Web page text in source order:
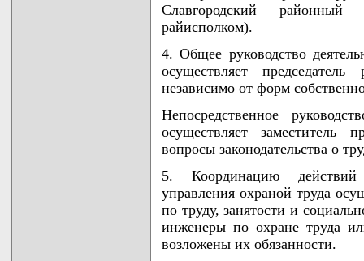
Славгородский
райисполком).
4. Общее руководство
осуществляет
независимо от форм
Непосредственное
осуществляет заместитель
вопросы законодательства о
5. Координацию
управления охраной труда
по труду, занятости и
инженеры по охране труда
возложены их обязанности.